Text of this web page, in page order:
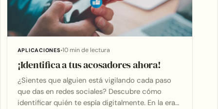
APLICACIONES 10 min de lectura
¡Identifica a tus acosadores ahora!
¿Sientes que alguien está vigilando cada paso
que das en redes sociales? Descubre cómo
identificar quién te espía digitalmente. En la era…